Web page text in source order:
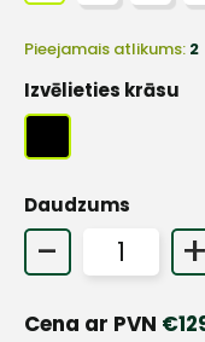
Pieejamais atlikums: 2
Izvēlieties krāsu
Daudzums
-
Cena ar PVN €